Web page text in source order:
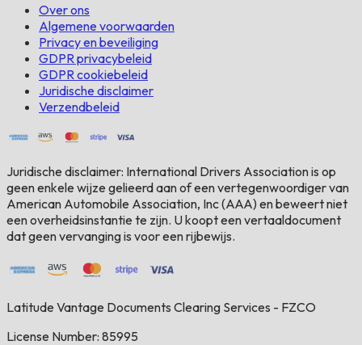
Over ons
Algemene voorwaarden
Privacy en beveiliging
GDPR privacybeleid
GDPR cookiebeleid
Juridische disclaimer
Verzendbeleid
Juridische disclaimer: International Drivers Association is op
geen enkele wijze gelieerd aan of een vertegenwoordiger van
American Automobile Association, Inc (AAA) en beweert niet
een overheidsinstantie te zijn. U koopt een vertaaldocument
dat geen vervanging is voor een rijbewijs.
Latitude Vantage Documents Clearing Services - FZCO
License Number: 85995